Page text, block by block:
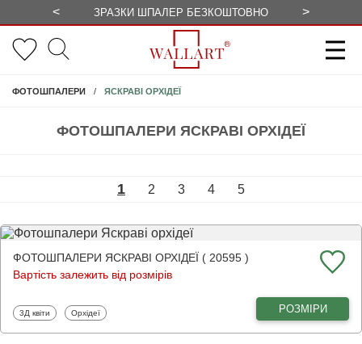
< ЗРАЗКИ ШПАЛЕР БЕЗКОШТОВНО >
ФОТОШПАЛЕРИ ЯСКРАВІ ОРХІДЕЇ
ФОТОШПАЛЕРИ ЯСКРАВІ ОРХІДЕЇ
1 2 3 4 5
ФОТОШПАЛЕРИ ЯСКРАВІ ОРХІДЕЇ ( 20595 )
Вартість залежить від розмірів
Фотошпалери
3Д квіти Фотошпалери
Орхідеї РОЗМІРИ